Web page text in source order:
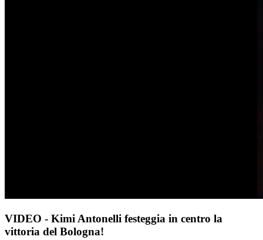
VIDEO - Kimi Antonelli festeggia in centro la
vittoria del Bologna!